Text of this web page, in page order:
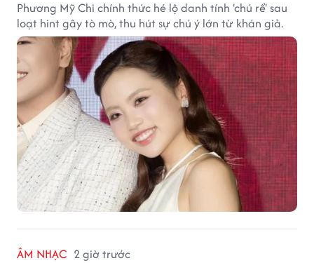
Phương Mỹ Chi chính thức hé lộ danh tính 'chú rể' sau
loạt hint gây tò mò, thu hút sự chú ý lớn từ khán giả.
ÂM NHẠC 2 giờ trước